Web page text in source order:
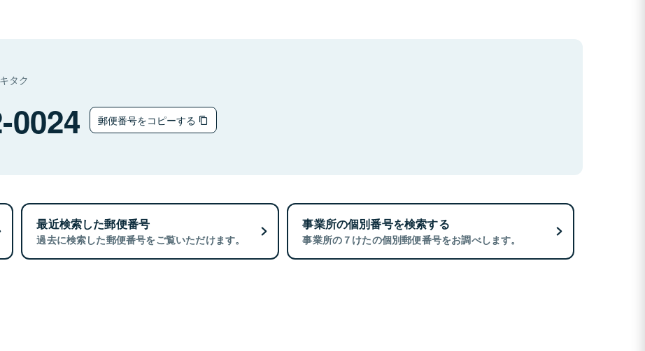
タク
0024 郵便番号をコピーする
最近検索した郵便番号
過去に検索した郵便番号をご覧いただけます。
事業所の個別番号を検索する
事業所の７けたの個別郵便番号をお調べします。